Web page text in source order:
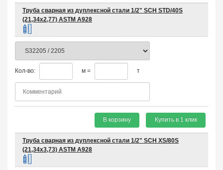
Труба сварная из дуплексной стали 1/2" SCH STD/40S
(21,34х2,77) ASTM A928
Кол-во: м = т
В корзину Купить в 1 клик
Труба сварная из дуплексной стали 1/2" SCH XS/80S
(21,34х3,73) ASTM A928